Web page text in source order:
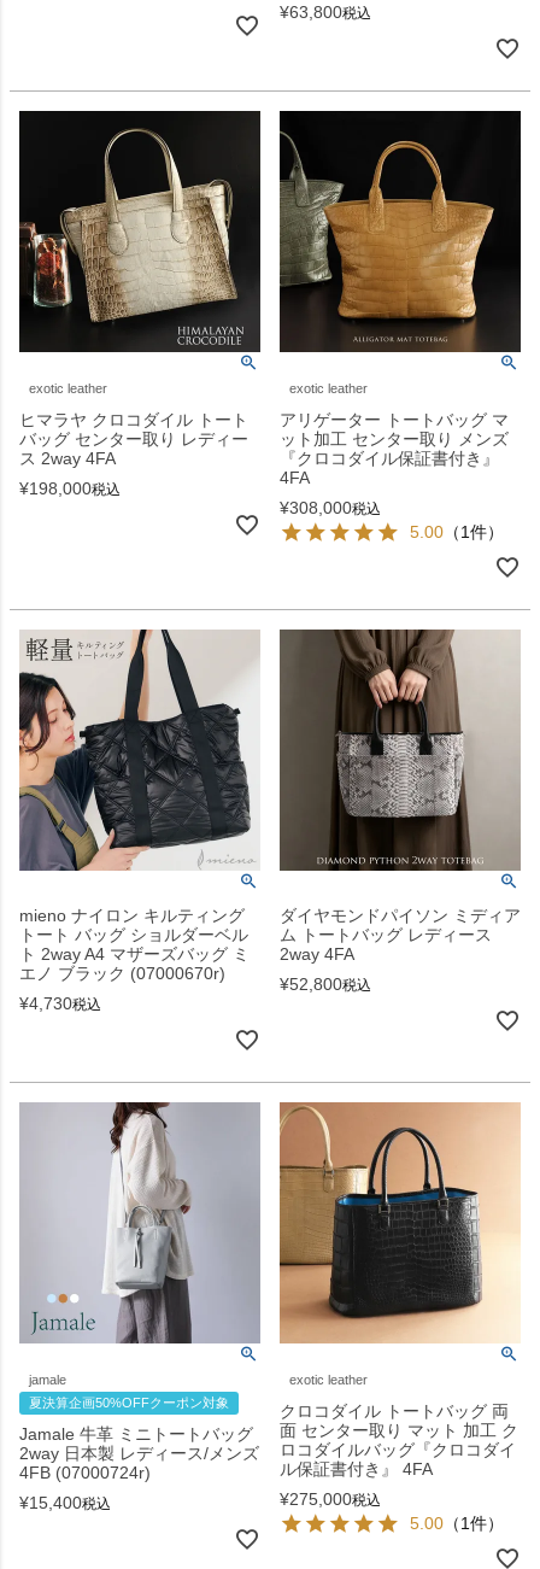
¥63,800税込
exotic leather
ヒマラヤ クロコダイル トート
バッグ センター取り レディー
ス 2way 4FA
¥198,000税込
exotic leather
アリゲーター トートバッグ マ
ット加工 センター取り メンズ
『クロコダイル保証書付き』
4FA
¥308,000税込
5.00 （1件）
mieno ナイロン キルティング
トート バッグ ショルダーベル
ト 2way A4 マザーズバッグ ミ
エノ ブラック (07000670r)
¥4,730税込
ダイヤモンドパイソン ミディア
ム トートバッグ レディース
2way 4FA
¥52,800税込
jamale
夏決算企画50%OFFクーポン対象
Jamale 牛革 ミニトートバッグ
2way 日本製 レディース/メンズ
4FB (07000724r)
¥15,400税込
exotic leather
クロコダイル トートバッグ 両
面 センター取り マット 加工 ク
ロコダイルバッグ『クロコダイ
ル保証書付き』 4FA
¥275,000税込
5.00 （1件）